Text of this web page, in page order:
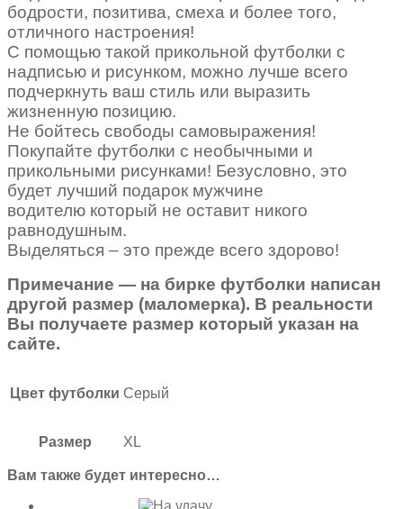
бодрости, позитива, смеха и более того,
отличного настроения!
С помощью такой прикольной футболки с
надписью и рисунком, можно лучше всего
подчеркнуть ваш стиль или выразить
жизненную позицию.
Не бойтесь свободы самовыражения!
Покупайте футболки с необычными и
прикольными рисунками! Безусловно, это
будет лучший подарок мужчине
водителю который не оставит никого
равнодушным.
Выделяться – это прежде всего здорово!
Примечание — на бирке футболки написан
другой размер (маломерка). В реальности
Вы получаете размер который указан на
сайте.
Цвет футболки Серый
Размер XL
Вам также будет интересно…